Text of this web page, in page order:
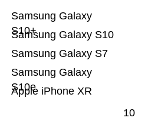
Apple iPhone XR
Samsung Galaxy
S10e
Samsung Galaxy S7
Samsung Galaxy S10
Samsung Galaxy
S10+
10